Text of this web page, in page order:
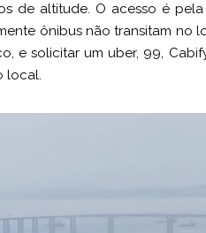
de altitude. O acesso é
ônibus não transitam no
e solicitar um uber, 99,
local.